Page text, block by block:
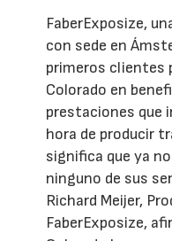
FaberExposize,
con sede en
primeros clientes
Colorado en
prestaciones que
hora de producir
significa que ya
ninguno de sus
Richard Meijer,
FaberExposize,